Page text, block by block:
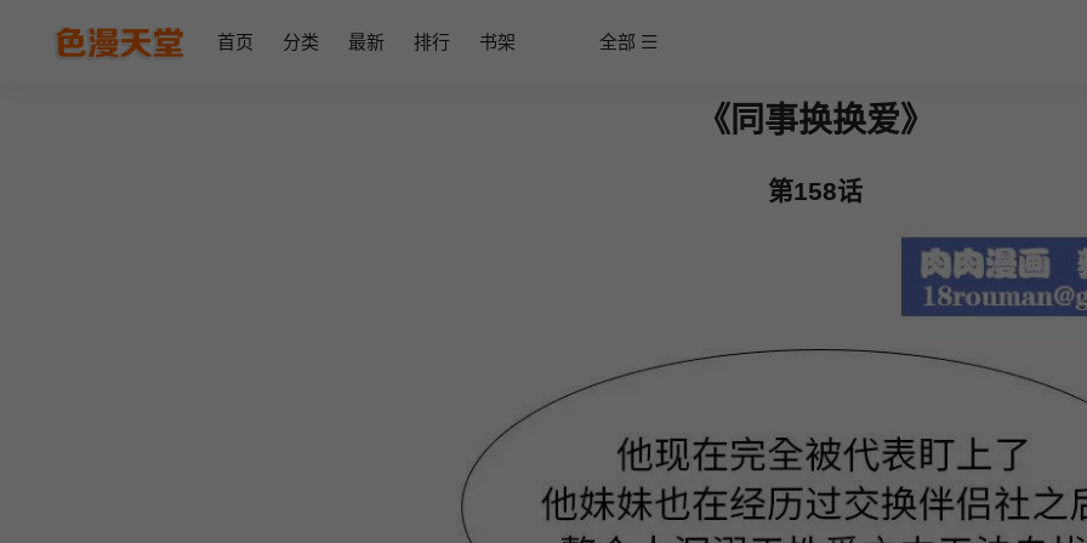
首页 分类 最新 排行 书架 全部
《同事换换爱》
第158话